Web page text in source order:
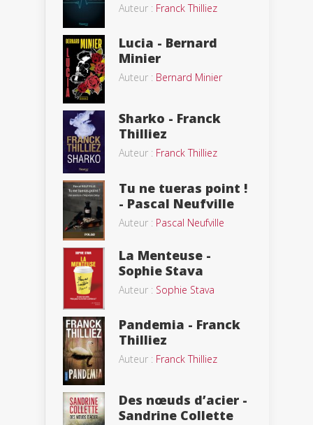
Auteur : Franck Thilliez
Lucia - Bernard
Minier
Auteur : Bernard Minier
Sharko - Franck
Thilliez
Auteur : Franck Thilliez
Tu ne tueras point !
- Pascal Neufville
Auteur : Pascal Neufville
La Menteuse -
Sophie Stava
Auteur : Sophie Stava
Pandemia - Franck
Thilliez
Auteur : Franck Thilliez
Des nœuds d’acier -
Sandrine Collette